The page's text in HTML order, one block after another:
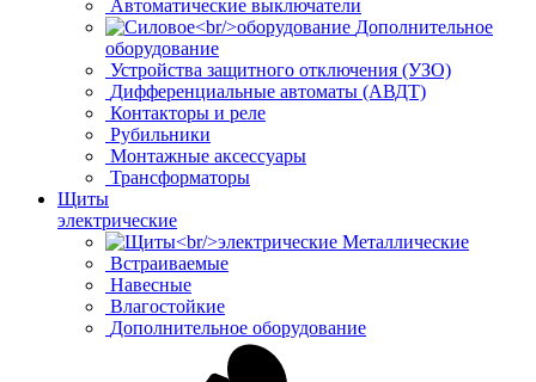
Автоматические выключатели
Дополнительное
оборудование
Устройства защитного отключения (УЗО)
Дифференциальные автоматы (АВДТ)
Контакторы и реле
Рубильники
Монтажные аксессуары
Трансформаторы
Щиты
электрические
Металлические
Встраиваемые
Навесные
Влагостойкие
Дополнительное оборудование